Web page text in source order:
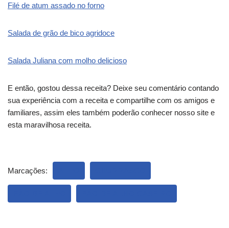
Filé de atum assado no forno
Salada de grão de bico agridoce
Salada Juliana com molho delicioso
E então, gostou dessa receita? Deixe seu comentário contando
sua experiência com a receita e compartilhe com os amigos e
familiares, assim eles também poderão conhecer nosso site e
esta maravilhosa receita.
Marcações: